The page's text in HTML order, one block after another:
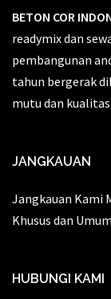
BETON COR
readymix dan
pembangunan
tahun bergerak
mutu dan
JANGKAUAN
Jangkauan Kami
Khusus dan
HUBUNGI KAMI